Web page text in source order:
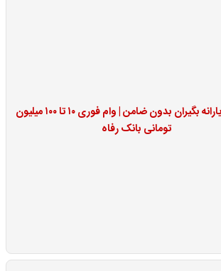
وام برای یارانه بگیران بدون ضامن | وام فوری ۱۰ تا ۱۰۰ میلیون
تومانی بانک رفاه